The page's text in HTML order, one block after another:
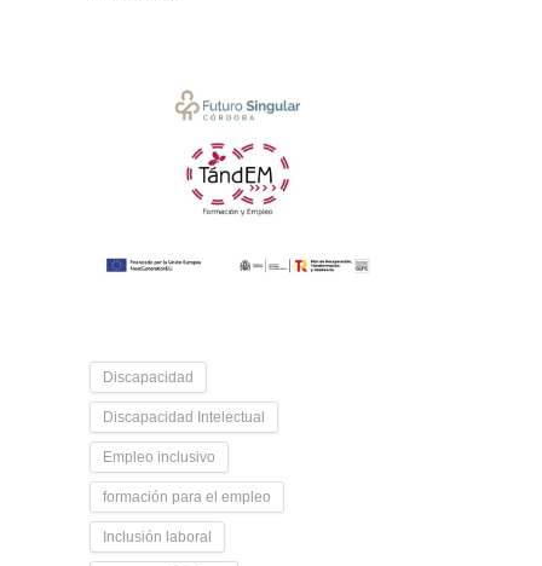
Discapacidad
Discapacidad Intelectual
Empleo inclusivo
formación para el empleo
Inclusión laboral